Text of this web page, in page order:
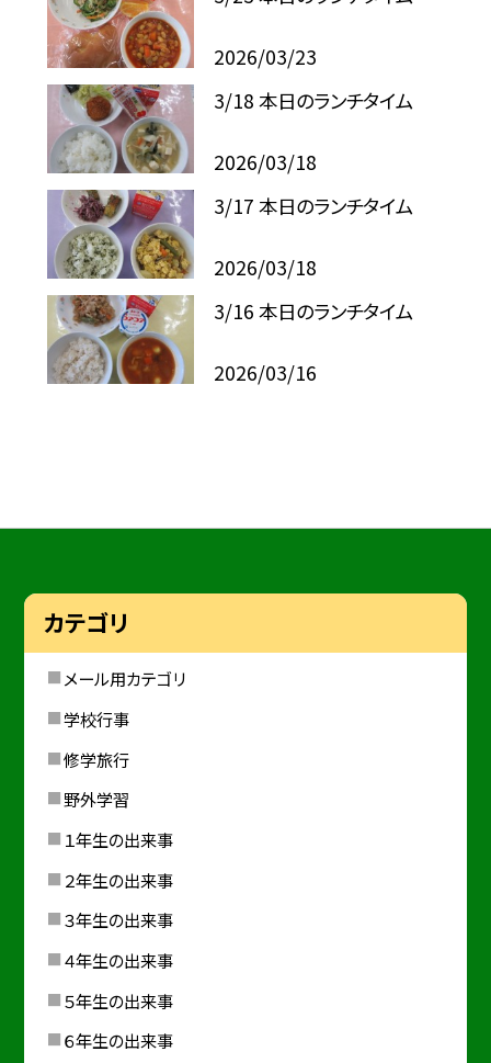
2026/03/23
3/18 本日のランチタイム
2026/03/18
3/17 本日のランチタイム
2026/03/18
3/16 本日のランチタイム
2026/03/16
カテゴリ
メール用カテゴリ
学校行事
修学旅行
野外学習
１年生の出来事
２年生の出来事
３年生の出来事
４年生の出来事
５年生の出来事
６年生の出来事